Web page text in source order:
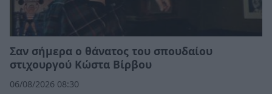
Σαν σήμερα ο θάνατος του σπουδαίου
στιχουργού Κώστα Βίρβου
06/08/2026 08:30